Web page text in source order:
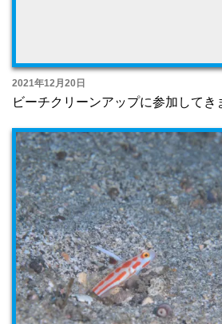
2021年12月20日
ビーチクリーンアップに参加してき